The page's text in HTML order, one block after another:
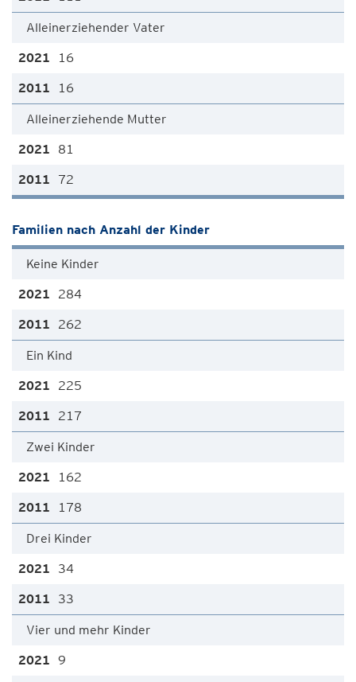
Alleinerziehender Vater
16
16
Alleinerziehende Mutter
81
72
Familien nach Anzahl der Kinder
Keine Kinder
284
262
Ein Kind
225
217
Zwei Kinder
162
178
Drei Kinder
34
33
Vier und mehr Kinder
9